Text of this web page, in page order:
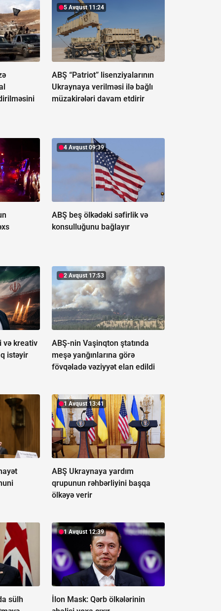
5 Avqust 11:24
ABŞ “Patriot” lisenziyalarının
Ukraynaya verilməsi ilə bağlı
müzakirələri davam etdirir
4 Avqust 09:39
ABŞ beş ölkədəki səfirlik və
konsulluğunu bağlayır
və kreativ
istəyir
2 Avqust 17:53
ABŞ-nin Vaşinqton ştatında
meşə yanğınlarına görə
fövqəladə vəziyyət elan edildi
1 Avqust 13:41
ABŞ Ukraynaya yardım
qrupunun rəhbərliyini başqa
ölkəyə verir
sülh
1 Avqust 12:39
İlon Mask: Qərb ölkələrinin